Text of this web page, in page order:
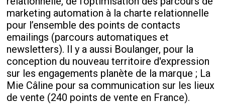
marketing automation à la charte relationnelle
pour l’ensemble des points de contacts
emailings (parcours automatiques et
newsletters). Il y a aussi Boulanger, pour la
conception du nouveau territoire d'expression
sur les engagements planète de la marque ; La
Mie Câline pour sa communication sur les lieux
de vente (240 points de vente en France).